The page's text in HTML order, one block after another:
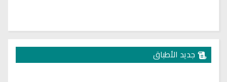
جديد الأطباق